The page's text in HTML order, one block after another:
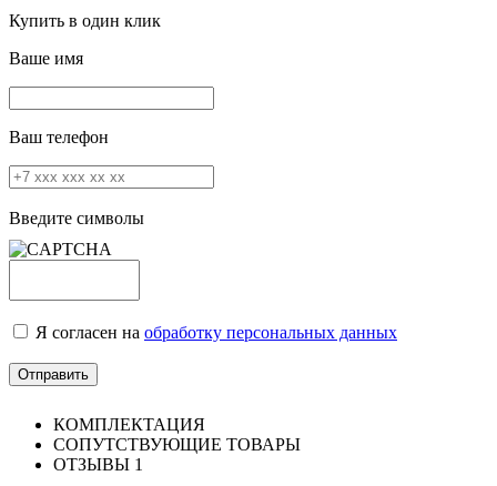
Купить в один клик
Ваше имя
Ваш телефон
Введите символы
Я согласен на обработку персональных данных
КОМПЛЕКТАЦИЯ
СОПУТСТВУЮЩИЕ ТОВАРЫ
ОТЗЫВЫ 1